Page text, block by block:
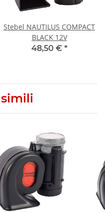
Stebel NAUTILUS COMPACT
BLACK 12V
48,50 € *